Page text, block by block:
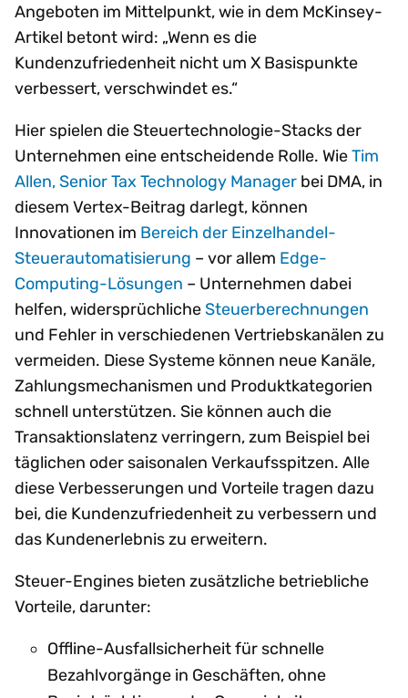
Angeboten im Mittelpunkt, wie in dem McKinsey-
Artikel betont wird: „Wenn es die
Kundenzufriedenheit nicht um X Basispunkte
verbessert, verschwindet es.“
Hier spielen die Steuertechnologie-Stacks der
Unternehmen eine entscheidende Rolle. WieTim
Allen, Senior Tax Technology Manager bei DMA, in
diesem Vertex-Beitrag darlegt, können
Innovationen im Bereich der Einzelhandel-
Steuerautomatisierung – vor allem Edge-
Computing-Lösungen – Unternehmen dabei
helfen, widersprüchlicheSteuerberechnungen
und Fehler in verschiedenen Vertriebskanälen zu
vermeiden. Diese Systeme können neue Kanäle,
Zahlungsmechanismen und Produktkategorien
schnell unterstützen. Sie können auch die
Transaktionslatenz verringern, zum Beispiel bei
täglichen oder saisonalen Verkaufsspitzen. Alle
diese Verbesserungen und Vorteile tragen dazu
bei, die Kundenzufriedenheit zu verbessern und
das Kundenerlebnis zu erweitern.
Steuer-Engines bieten zusätzliche betriebliche
Vorteile, darunter:
Offline-Ausfallsicherheit für schnelle
Bezahlvorgänge in Geschäften, ohne